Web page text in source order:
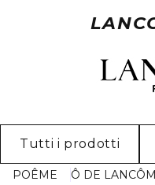
Tutti i prodotti
POÊME Ô DE